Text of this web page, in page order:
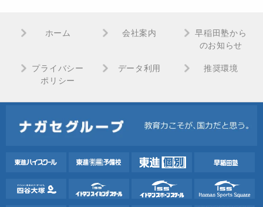
ホーム 会社案内
早稲田塾から
のお知らせ
プライバシー
ポリシー
データ利用 推奨環境